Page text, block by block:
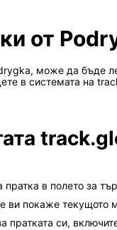
от
може да бъде
в системата на
в полето за
ви покаже текущото
си,